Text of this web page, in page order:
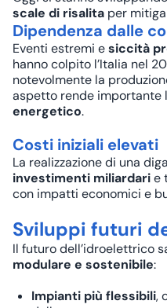
scale di risalita per
Dipendenza dalle
Eventi estremi esiccità
hanno colpito l’Italia nel
notevolmente la
aspetto rende importante
energetico.
Costi iniziali elevati
La realizzazione di una
investimenti miliardarie
con impatti economici e
Sviluppi futuri
Il futuro dell’idroelettrico
modulare e sostenibile:
Impianti più flessibili,